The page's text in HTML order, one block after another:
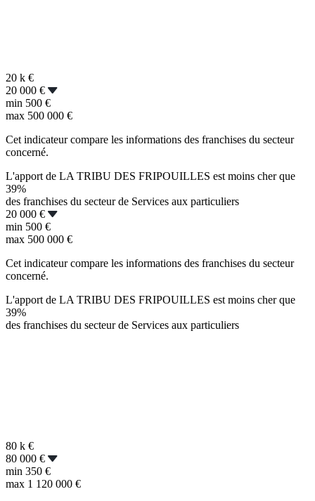
20 k €
20 000 €
min 500 €
max 500 000 €
Cet indicateur compare les informations des franchises du secteur
concerné.
L'apport de LA TRIBU DES FRIPOUILLES est moins cher que
39%
des franchises du secteur de Services aux particuliers
20 000 €
min 500 €
max 500 000 €
Cet indicateur compare les informations des franchises du secteur
concerné.
L'apport de LA TRIBU DES FRIPOUILLES est moins cher que
39%
des franchises du secteur de Services aux particuliers
80 k €
80 000 €
min 350 €
max 1 120 000 €